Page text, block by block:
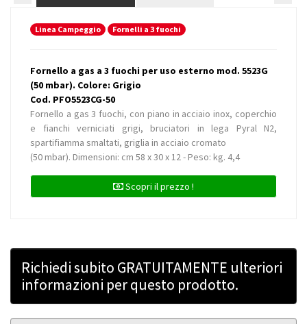
Linea Campeggio Fornelli a 3 fuochi
Fornello a gas a 3 fuochi per uso esterno mod. 5523G
(50 mbar). Colore: Grigio
Cod. PFO5523CG-50
Fornello a gas 3 fuochi, con piano in acciaio inox, coperchio
e fianchi verniciati grigi, bruciatori in lega Pyral N2,
spartifiamma smaltati, griglia in acciaio cromato
(50 mbar). Dimensioni: cm 58 x 30 x 12 - Peso: kg. 4,4
Scopri il prezzo !
Richiedi subito GRATUITAMENTE ulteriori
informazioni per questo prodotto.